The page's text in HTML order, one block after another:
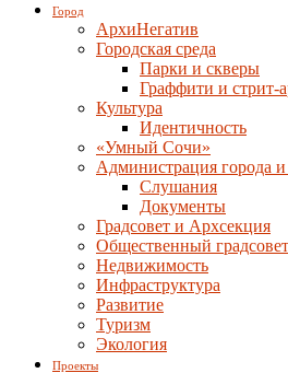
Город
АрхиНегатив
Городская среда
Парки и скверы
Граффити и стрит-
Культура
Идентичность
«Умный Сочи»
Администрация города
Слушания
Документы
Градсовет и Архсекция
Общественный градсовет
Недвижимость
Инфраструктура
Развитие
Туризм
Экология
Проекты